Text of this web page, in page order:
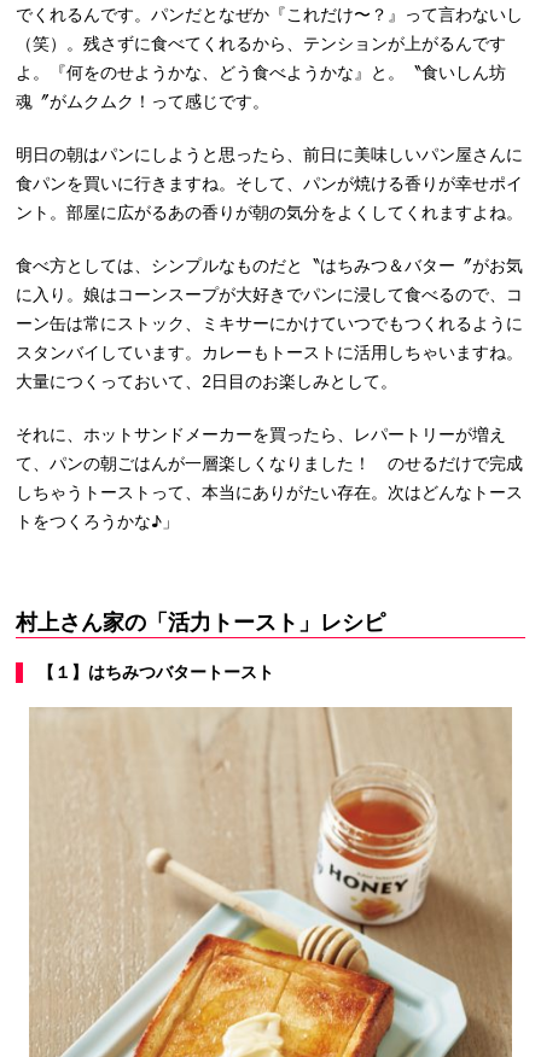
でくれるんです。パンだとなぜか『これだけ〜？』って言わないし
（笑）。残さずに食べてくれるから、テンションが上がるんです
よ。『何をのせようかな、どう食べようかな』と。〝食いしん坊
魂〞がムクムク！って感じです。
明日の朝はパンにしようと思ったら、前日に美味しいパン屋さんに
食パンを買いに行きますね。そして、パンが焼ける香りが幸せポイ
ント。部屋に広がるあの香りが朝の気分をよくしてくれますよね。
食べ方としては、シンプルなものだと〝はちみつ＆バター〞がお気
に入り。娘はコーンスープが大好きでパンに浸して食べるので、コ
ーン缶は常にストック、ミキサーにかけていつでもつくれるように
スタンバイしています。カレーもトーストに活用しちゃいますね。
大量につくっておいて、2日目のお楽しみとして。
それに、ホットサンドメーカーを買ったら、レパートリーが増え
て、パンの朝ごはんが一層楽しくなりました！ のせるだけで完成
しちゃうトーストって、本当にありがたい存在。次はどんなトース
トをつくろうかな♪」
村上さん家の「活力トースト」レシピ
【１】はちみつバタートースト